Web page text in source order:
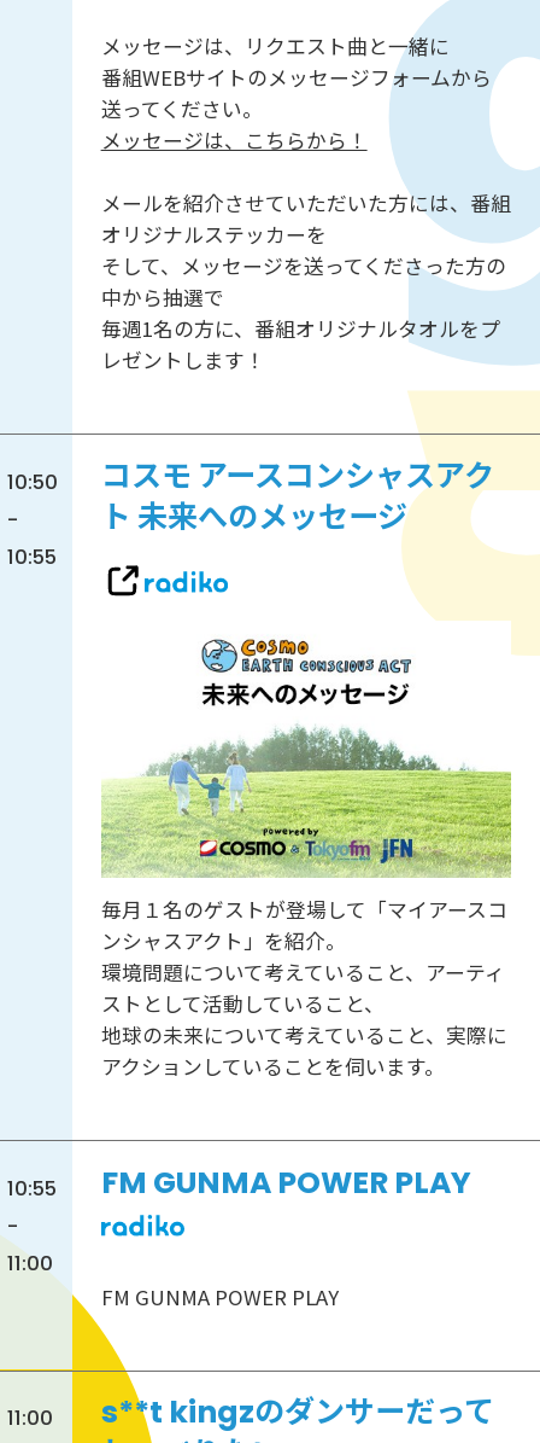
メッセージは、リクエスト曲と一緒に
番組WEBサイトのメッセージフォームから
送ってください。
メッセージは、こちらから！
メールを紹介させていただいた方には、番組
オリジナルステッカーを
そして、メッセージを送ってくださった方の
中から抽選で
毎週1名の方に、番組オリジナルタオルをプ
レゼントします！
10:50
-
10:55
コスモ アースコンシャスアク
ト 未来へのメッセージ
毎月１名のゲストが登場して「マイアースコ
ンシャスアクト」を紹介。
環境問題について考えていること、アーティ
ストとして活動していること、
地球の未来について考えていること、実際に
アクションしていることを伺います。
10:55
-
11:00
FM GUNMA POWER PLAY
FM GUNMA POWER PLAY
11:00
s**t kingzのダンサーだって